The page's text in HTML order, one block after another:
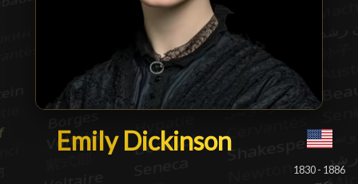
Emily Dickinson
Emily Dickinson
1830 - 1886